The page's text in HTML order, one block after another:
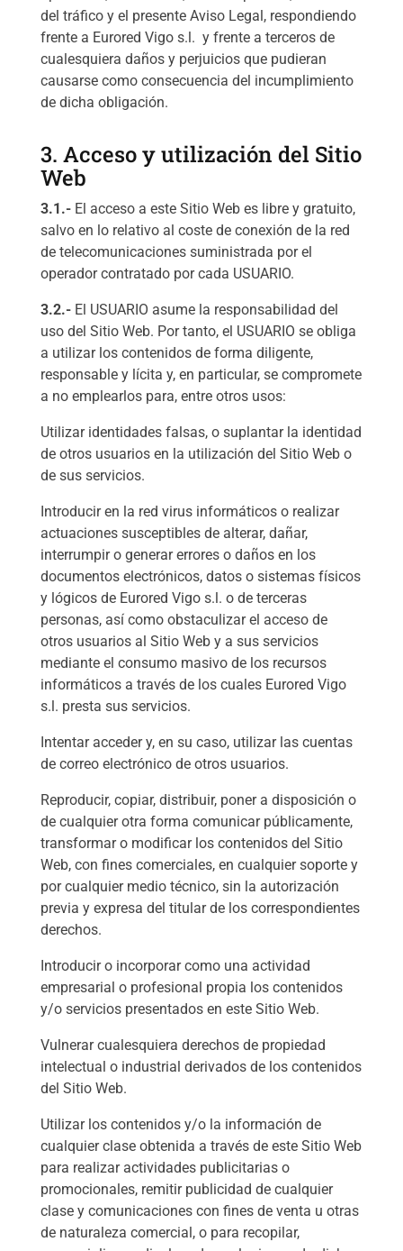
del tráfico y el presente Aviso Legal, respondiendo
frente a Eurored Vigo s.l. y frente a terceros de
cualesquiera daños y perjuicios que pudieran
causarse como consecuencia del incumplimiento
de dicha obligación.
3. Acceso y utilización del Sitio
Web
3.1.-El acceso a este Sitio Web es libre y gratuito,
salvo en lo relativo al coste de conexión de la red
de telecomunicaciones suministrada por el
operador contratado por cada USUARIO.
3.2.-El USUARIO asume la responsabilidad del
uso del Sitio Web. Por tanto, el USUARIO se obliga
a utilizar los contenidos de forma diligente,
responsable y lícita y, en particular, se compromete
a no emplearlos para, entre otros usos:
Utilizar identidades falsas, o suplantar la identidad
de otros usuarios en la utilización del Sitio Web o
de sus servicios.
Introducir en la red virus informáticos o realizar
actuaciones susceptibles de alterar, dañar,
interrumpir o generar errores o daños en los
documentos electrónicos, datos o sistemas físicos
y lógicos de Eurored Vigo s.l. o de terceras
personas, así como obstaculizar el acceso de
otros usuarios al Sitio Web y a sus servicios
mediante el consumo masivo de los recursos
informáticos a través de los cuales Eurored Vigo
s.l. presta sus servicios.
Intentar acceder y, en su caso, utilizar las cuentas
de correo electrónico de otros usuarios.
Reproducir, copiar, distribuir, poner a disposición o
de cualquier otra forma comunicar públicamente,
transformar o modificar los contenidos del Sitio
Web, con fines comerciales, en cualquier soporte y
por cualquier medio técnico, sin la autorización
previa y expresa del titular de los correspondientes
derechos.
Introducir o incorporar como una actividad
empresarial o profesional propia los contenidos
y/o servicios presentados en este Sitio Web.
Vulnerar cualesquiera derechos de propiedad
intelectual o industrial derivados de los contenidos
del Sitio Web.
Utilizar los contenidos y/o la información de
cualquier clase obtenida a través de este Sitio Web
para realizar actividades publicitarias o
promocionales, remitir publicidad de cualquier
clase y comunicaciones con fines de venta u otras
de naturaleza comercial, o para recopilar,